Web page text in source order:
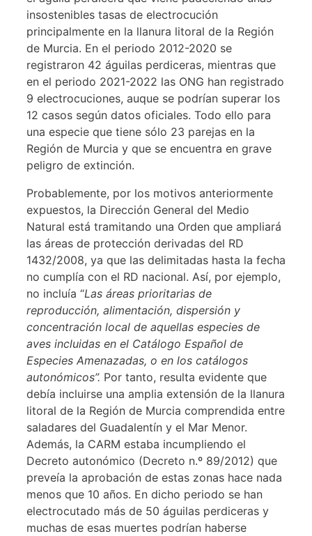
insostenibles tasas de electrocución
principalmente en la llanura litoral de la Región
de Murcia. En el periodo 2012-2020 se
registraron 42 águilas perdiceras, mientras que
en el periodo 2021-2022 las ONG han registrado
9 electrocuciones, auque se podrían superar los
12 casos según datos oficiales. Todo ello para
una especie que tiene sólo 23 parejas en la
Región de Murcia y que se encuentra en grave
peligro de extinción.
Probablemente, por los motivos anteriormente
expuestos, la Dirección General del Medio
Natural está tramitando una Orden que ampliará
las áreas de protección derivadas del RD
1432/2008, ya que las delimitadas hasta la fecha
no cumplía con el RD nacional. Así, por ejemplo,
no incluía “Las áreas prioritarias de
reproducción, alimentación, dispersión y
concentración local de aquellas especies de
aves incluidas en el Catálogo Español de
Especies Amenazadas, o en los catálogos
autonómicos”. Por tanto, resulta evidente que
debía incluirse una amplia extensión de la llanura
litoral de la Región de Murcia comprendida entre
saladares del Guadalentín y el Mar Menor.
Además, la CARM estaba incumpliendo el
Decreto autonómico (Decreto n.º 89/2012) que
preveía la aprobación de estas zonas hace nada
menos que 10 años. En dicho periodo se han
electrocutado más de 50 águilas perdiceras y
muchas de esas muertes podrían haberse